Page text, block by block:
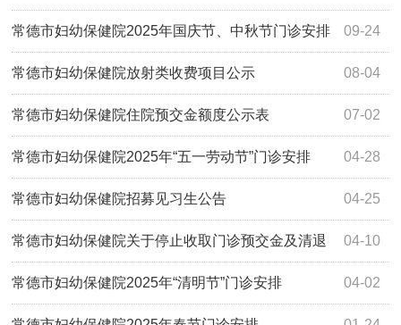
况的通报 09-24
常德市妇幼保健院2025年国庆节、中秋节门诊安排
08-04
常德市妇幼保健院放射类收费项目公示
07-02
常德市妇幼保健院住院预交金额度公示表
04-28
常德市妇幼保健院2025年“五一劳动节”门诊安排
04-25
常德市妇幼保健院招募见习生公告
04-10
常德市妇幼保健院关于停止收取门诊预交金及清退
存量门诊预交金公告 04-02
常德市妇幼保健院2025年“清明节”门诊安排